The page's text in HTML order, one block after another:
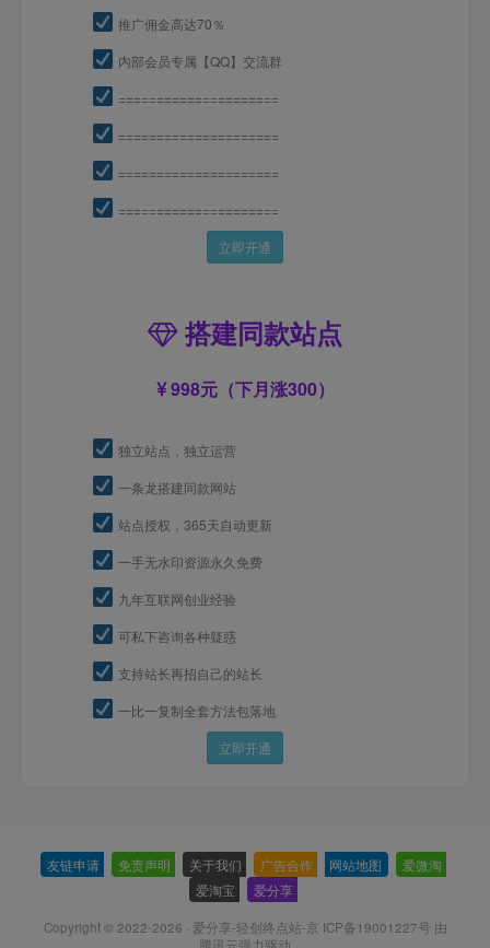
推广佣金高达70％
内部会员专属【QQ】交流群
=====================
=====================
=====================
=====================
立即开通
搭建同款站点
998元（下月涨300）
独立站点，独立运营
一条龙搭建同款网站
站点授权，365天自动更新
一手无水印资源永久免费
九年互联网创业经验
可私下咨询各种疑惑
支持站长再招自己的站长
一比一复制全套方法包落地
立即开通
友链申请 免责声明 关于我们 广告合作 网站地图 爱微淘
爱淘宝
爱分享
Copyright © 2022-2026 · 爱分享-轻创终点站-京 ICP备19001227号 由